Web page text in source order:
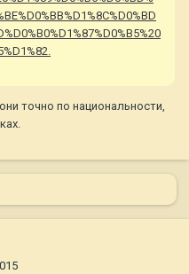
точно по национальности,